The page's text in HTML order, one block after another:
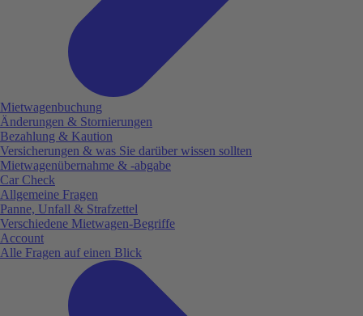
Mietwagenbuchung
Änderungen & Stornierungen
Bezahlung & Kaution
Versicherungen & was Sie darüber wissen sollten
Mietwagenübernahme & -abgabe
Car Check
Allgemeine Fragen
Panne, Unfall & Strafzettel
Verschiedene Mietwagen-Begriffe
Account
Alle Fragen auf einen Blick